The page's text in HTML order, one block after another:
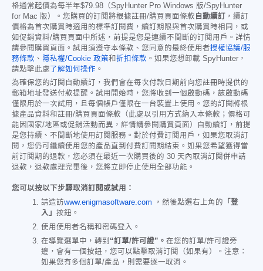
格通常起價為每半年$79.98 （SpyHunter Pro Windows 版/SpyHunter
for Mac 版）。您購買的訂閱將根據註冊/購買頁面條款 自動續訂 ，續訂
價格為首次購買時適用的標準訂閱費，續訂期限與首次購買時相同，或
如促銷資料/購買頁面中所述，前提是您是連續不間斷的訂閱用戶。詳情
請參閱購買頁面。試用須遵守本條款、您同意的最終使用者授權協議/服
務條款 、 隱私權/Cookie 政策和折扣條款 。如果您想卸載 SpyHunter，
請點擊此處了解如何操作 。
為確保您的訂閱自動續訂，我們會在每次付款日期前向您註冊時提供的
郵箱地址發送付款提醒。試用開始時，您將收到一個啟動碼，該啟動碼
僅限用於一次試用，且每個帳戶僅限在一台裝置上使用。您的訂閱將根
據產品資料和註冊/購買頁面條款（此處以引用方式納入本條款；價格可
能因國家/地區或促銷活動而異，詳情請參閱購買頁面）自動續訂，前提
是您持續、不間斷地使用訂閱服務。對於付費訂閱用戶，如果您取消訂
閱，您仍可繼續使用您的產品直到付費訂閱期結束。如果您希望獲得當
前訂閱期的退款，您必須在最近一次購買後的 30 天內取消訂閱併申請
退款，退款處理完畢後，您將立即停止使用全部功能。
您可以按以下步驟取消訂閱或試用：
請造訪www.enigmasoftware.com ，然後點選右上角的 「登
入」 按鈕。
使用使用者名稱和密碼登入。
在導覽選單中，轉到 “訂單/許可證”。 在您的訂單/許可證旁
邊，會有一個按鈕，您可以點擊取消訂閱（如果有）。注意：
如果您有多個訂單/產品，則需要逐一取消。